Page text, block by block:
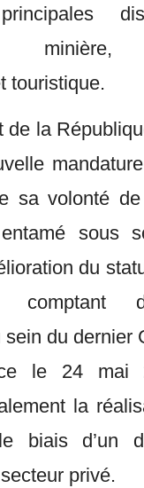
minière,
touristique.
de la
sa volonté
sous
du
comptant
sein du dernier
le 24 mai
la
biais d’un
privé.